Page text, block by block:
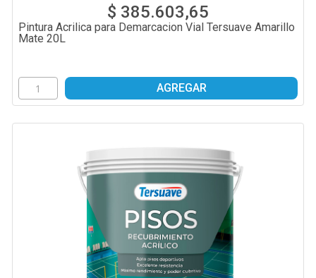
$ 385.603,65
Pintura Acrilica para Demarcacion Vial Tersuave Amarillo
Mate 20L
AGREGAR